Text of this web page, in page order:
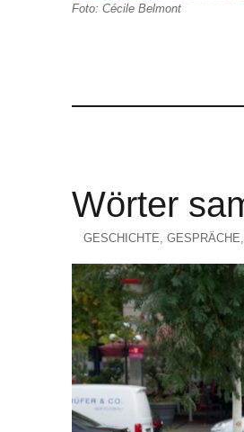
Foto: Cécile Belmont
Wörter
Veröffentlicht
am
KATEGORIEN
GESCHICHTE ,GESPRÄCHE